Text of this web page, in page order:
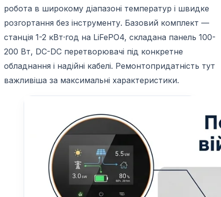
робота в широкому діапазоні температур і швидке
розгортання без інструменту. Базовий комплект —
станція 1-2 кВт·год на LiFePO4, складана панель 100-
200 Вт, DC-DC перетворювачі під конкретне
обладнання і надійні кабелі. Ремонтопридатність тут
важливіша за максимальні характеристики.